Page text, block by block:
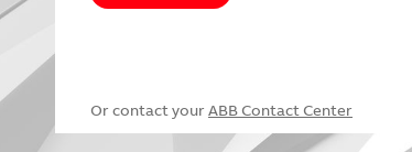
Or contact your ABB Contact Center